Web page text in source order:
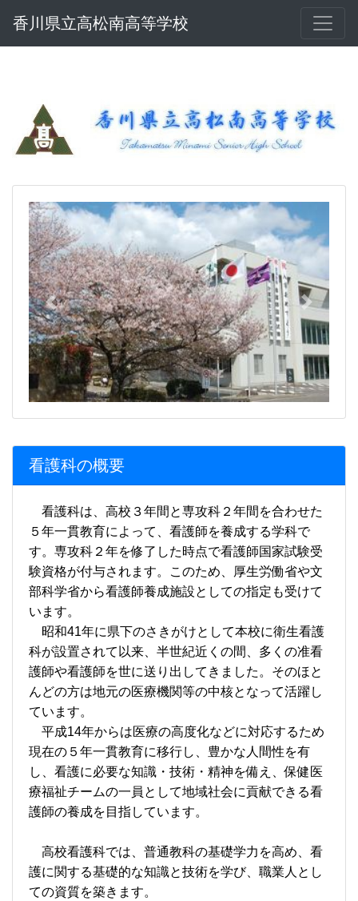
香川県立高松南高等学校
Previous Next
看護科の概要
看護科は、高校３年間と専攻科２年間を合わせた
５年一貫教育によって、看護師を養成する学科で
す。専攻科２年を修了した時点で看護師国家試験受
験資格が付与されます。このため、厚生労働省や文
部科学省から看護師養成施設としての指定も受けて
います。
昭和41年に県下のさきがけとして本校に衛生看護
科が設置されて以来、半世紀近くの間、多くの准看
護師や看護師を世に送り出してきました。そのほと
んどの方は地元の医療機関等の中核となって活躍し
ています。
平成14年からは医療の高度化などに対応するため
現在の５年一貫教育に移行し、豊かな人間性を有
し、看護に必要な知識・技術・精神を備え、保健医
療福祉チームの一員として地域社会に貢献できる看
護師の養成を目指しています。
高校看護科では、普通教科の基礎学力を高め、看
護に関する基礎的な知識と技術を学び、職業人とし
ての資質を築きます。